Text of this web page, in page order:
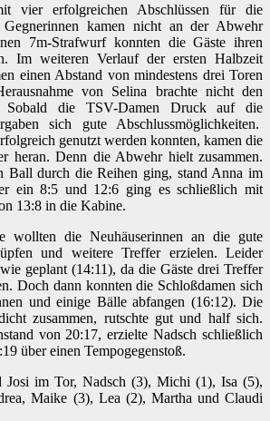
vier erfolgreichen Abschlüssen für die
Gegnerinnen kamen nicht an der Abwehr
7m-Strafwurf konnten die Gäste ihren
Im weiteren Verlauf der ersten Halbzeit
einen Abstand von mindestens drei Toren
von Selina brachte nicht den
Sobald die TSV-Damen Druck auf die
sich gute Abschlussmöglichkeiten.
genutzt werden konnten, kamen die
heran. Denn die Abwehr hielt zusammen.
Ball durch die Reihen ging, stand Anna im
ein 8:5 und 12:6 ging es schließlich mit
13:8 in die Kabine.
wollten die Neuhäuserinnen an die gute
und weitere Treffer erzielen. Leider
geplant (14:11), da die Gäste drei Treffer
Doch dann konnten die Schloßdamen sich
und einige Bälle abfangen (16:12). Die
zusammen, rutschte gut und half sich.
von 20:17, erzielte Nadsch schließlich
über einen Tempogegenstoß.
Josi im Tor, Nadsch (3), Michi (1), Isa (5),
Maike (3), Lea (2), Martha und Claudi